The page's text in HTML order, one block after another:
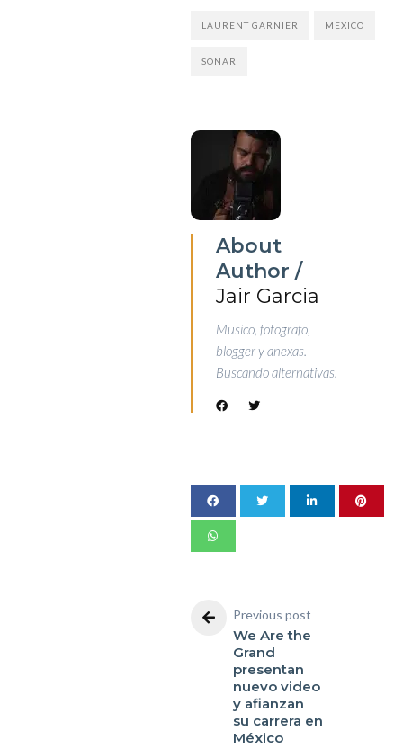
LAURENT GARNIER MEXICO
SONAR
About
Author /
Jair Garcia
Musico, fotografo,
blogger y anexas.
Buscando alternativas.
Previous post
We Are the
Grand
presentan
nuevo video
y afianzan
su carrera en
México